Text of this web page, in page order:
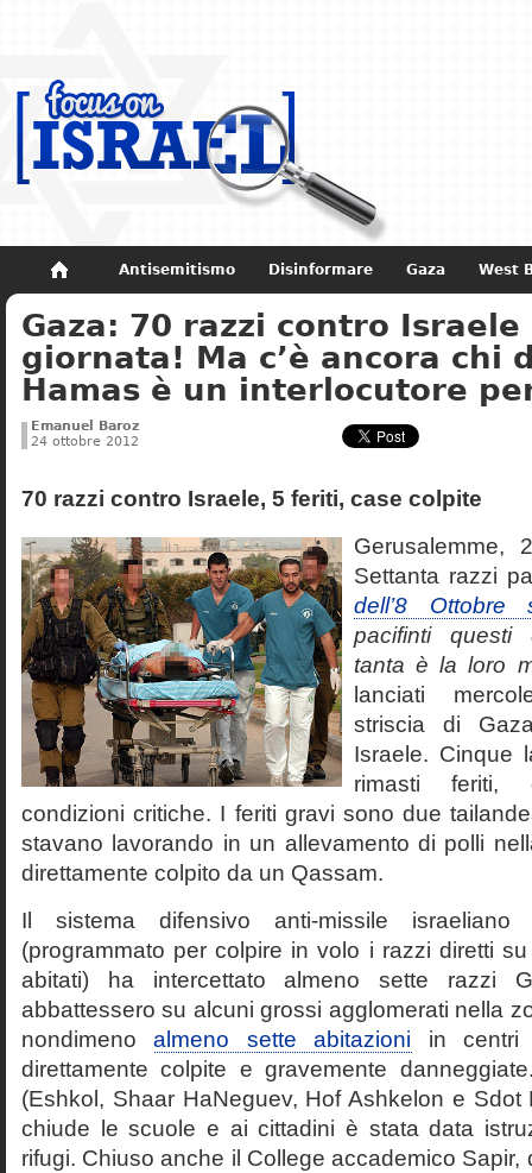
Antisemitismo Disinformare Gaza West
Non dimenticare Storia di Israele
Gaza: 70 razzi contro Israele
giornata! Ma c’è ancora chi
Hamas è un interlocutore
Emanuel Baroz
24 ottobre 2012
70 razzi contro Israele, 5 feriti, case colpite
Gerusalemme,
Settanta razzi
dell’8 Ottobre
pacifinti questi
tanta è la loro
lanciati
striscia di
Israele. Cinque
rimasti feriti,
condizioni critiche. I feriti gravi sono due
stavano lavorando in un allevamento di polli
direttamente colpito da un Qassam.
Il sistema difensivo anti-missile israeliano
(programmato per colpire in volo i razzi diretti
abitati) ha intercettato almeno sette razzi
abbattessero su alcuni grossi agglomerati nella
nondimenoalmeno sette abitazioni in centri
direttamente colpite e gravemente
(Eshkol, Shaar HaNeguev, Hof Ashkelon e
chiude le scuole e ai cittadini è stata data
rifugi. Chiuso anche il College accademico Sapir,